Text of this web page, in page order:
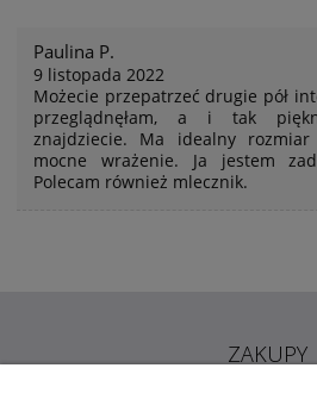
Paulina P.
9 listopada 2022
Możecie przepatrzeć drugie pół
przeglądnęłam, a i tak
znajdziecie. Ma idealny
mocne wrażenie. Ja jestem
Polecam również mlecznik.
ZAKUPY